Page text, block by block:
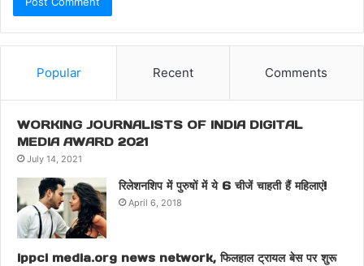
Popular Recent Comments
WORKING JOURNALISTS OF INDIA DIGITAL
MEDIA AWARD 2021
July 14, 2021
रिलेशनशिप में पुरुषों में ये 6 चीजें चाहती हैं महिलाएं!
April 6, 2018
ippci media.org news network, फिलहाल ट्रायल बेस पर शुरू